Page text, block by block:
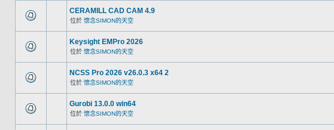
CERAMILL CAD CAM 4.9
位於 懷念SIMON的天空
Keysight EMPro 2026
位於 懷念SIMON的天空
NCSS Pro 2026 v26.0.3 x64 2
位於 懷念SIMON的天空
Gurobi 13.0.0 win64
位於 懷念SIMON的天空